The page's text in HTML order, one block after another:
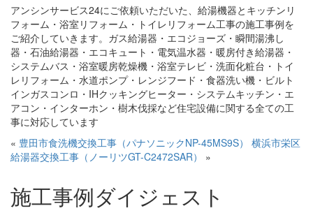
アンシンサービス24にご依頼いただいた、給湯機器とキッチンリ
フォーム・浴室リフォーム・トイレリフォーム工事の施工事例を
ご紹介していきます。ガス給湯器・エコジョーズ・瞬間湯沸し
器・石油給湯器・エコキュート・電気温水器・暖房付き給湯器・
システムバス・浴室暖房乾燥機・浴室テレビ・洗面化粧台・トイ
レリフォーム・水道ポンプ・レンジフード・食器洗い機・ビルト
インガスコンロ・IHクッキングヒーター・システムキッチン・エ
アコン・インターホン・樹木伐採など住宅設備に関する全ての工
事に対応しています
« 豊田市食洗機交換工事（パナソニックNP-45MS9S）
横浜市栄区
給湯器交換工事（ノーリツGT-C2472SAR）
»
施工事例ダイジェスト